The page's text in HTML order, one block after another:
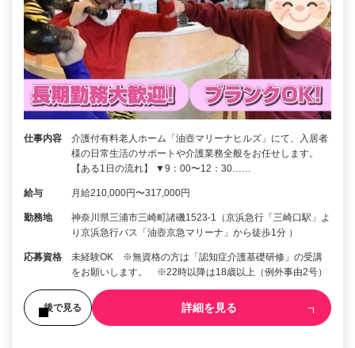
仕事内容
介護付有料老人ホーム「油壺マリーナヒルズ」にて、入居者
様の日常生活のサポートや介護業務全般をお任せします。
【ある1日の流れ】 ▼9：00〜12：30……
給与 月給210,000円〜317,000円
勤務地
神奈川県三浦市三崎町諸磯1523-1（京浜急行「三崎口駅」よ
り京浜急行バス「油壺京急マリーナ」から徒歩1分 ）
応募資格
未経験OK ※無資格の方は「認知症介護基礎研修」の受講
をお願いします。 ※22時以降は18歳以上（例外事由2号）
後で見る 詳細を見る